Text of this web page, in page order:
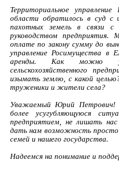
Территориальное
области обратилось в суд с
пахотных земель в связи с
руководством
оплате по закону сумму до
управление Росимущества в
аренды. Как можно у
сельскохозяйственного
изымать землю, с какой
труженики и жители села?
Уважаемый Юрий Петрович!
более усугубляющуюся
предприятием, не лишать
дать нам возможность
семей и нашего государства.
Надеемся на понимание и